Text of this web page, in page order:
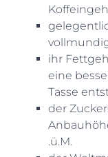
ihr
eine
Tasse
der
.ü.M.